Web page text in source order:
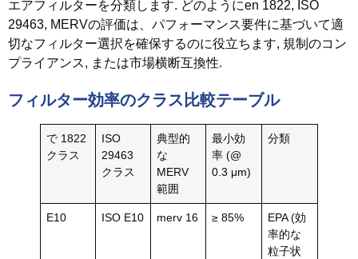
エアフィルターを分類します. どのようにen 1822, ISO
29463, MERVの評価は、パフォーマンス要件に基づいて適
切なフィルター選択を確保するのに役立ちます, 規制のコン
プライアンス, または市場横断互換性.
フィルター効率のクラス比較テーブル
で 1822
クラス
ISO
29463
クラス
典型的
な
MERV
範囲
最小効
率 (@
0.3 μm)
分類
E10 ISO E10 merv 16 ≥ 85%
EPA (効
率的な
粒子状